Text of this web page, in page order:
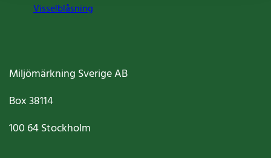
Visselblåsning
Miljömärkning Sverige AB
Box38114
100 64Stockholm